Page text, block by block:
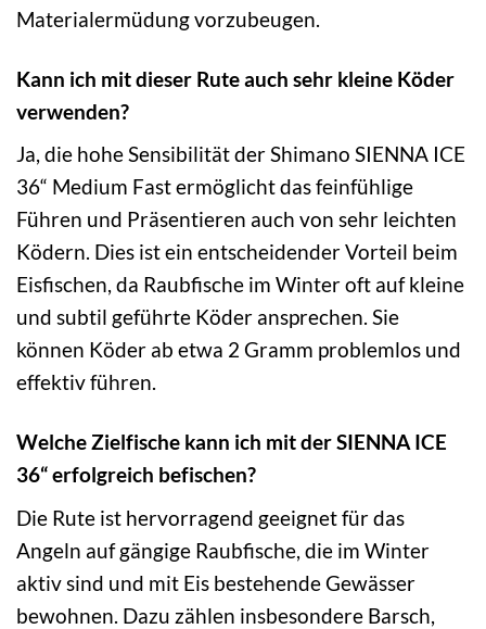
Materialermüdung vorzubeugen.
Kann ich mit dieser Rute auch sehr kleine Köder
verwenden?
Ja, die hohe Sensibilität der Shimano SIENNA ICE
36“ Medium Fast ermöglicht das feinfühlige
Führen und Präsentieren auch von sehr leichten
Ködern. Dies ist ein entscheidender Vorteil beim
Eisfischen, da Raubfische im Winter oft auf kleine
und subtil geführte Köder ansprechen. Sie
können Köder ab etwa 2 Gramm problemlos und
effektiv führen.
Welche Zielfische kann ich mit der SIENNA ICE
36“ erfolgreich befischen?
Die Rute ist hervorragend geeignet für das
Angeln auf gängige Raubfische, die im Winter
aktiv sind und mit Eis bestehende Gewässer
bewohnen. Dazu zählen insbesondere Barsch,